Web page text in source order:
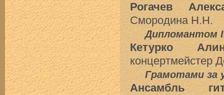
Рогачев
Смородина Н.Н.
Дипломантом
Кетурко
концертмейстер
Грамотами за
Ансамбль